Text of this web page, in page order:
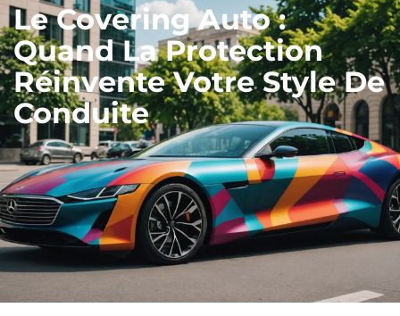
Le Covering Auto :
Quand La Protection
Réinvente Votre Style De
Conduite